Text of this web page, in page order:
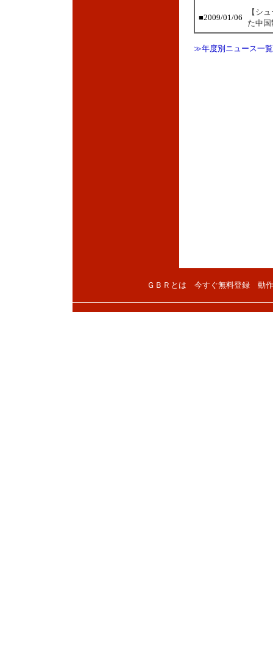
■2009/01/06
【シ
た中
≫年度別ニュース一覧
ＧＢＲとは 今すぐ無料登録 動